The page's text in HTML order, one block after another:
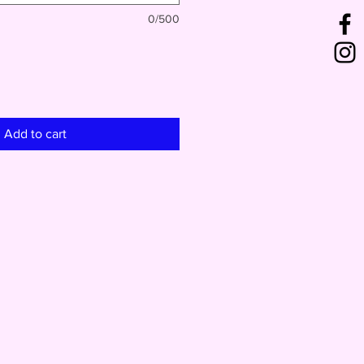
0/500
Add to cart